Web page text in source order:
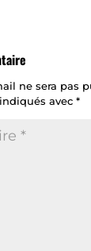
ne sera pas
avec *